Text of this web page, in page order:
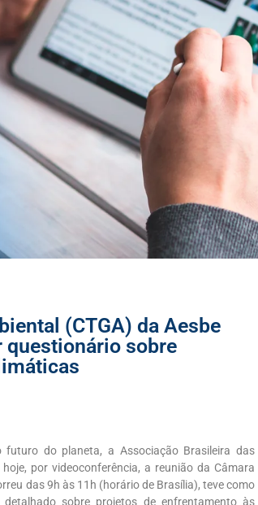
(CTGA) da Aesbe
questionário sobre
do planeta, a Associação Brasileira das
por videoconferência, a reunião da Câmara
das 9h às 11h (horário de Brasília), teve como
sobre projetos de enfrentamento às